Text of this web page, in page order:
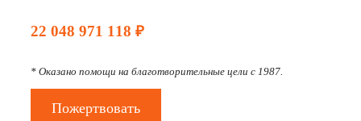
22 048 971 118 ₽
* Оказано помощи на благотворительные цели с 1987.
Пожертвовать